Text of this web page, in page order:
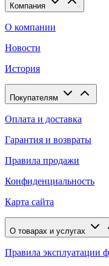
Компания
О компании
Новости
История
Покупателям
Оплата и доставка
Гарантия и возвраты
Правила продажи
Конфиденциальность
Карта сайта
О товарах и услугах
Правила эксплуатации